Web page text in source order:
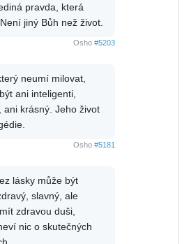
pravda, která
jiný Bůh než život.
Osho #5203
neumí milovat,
ani inteligenti,
ani krásný. Jeho život
Osho #5181
lásky může být
slavný, ale
zdravou duši,
nic o skutečných